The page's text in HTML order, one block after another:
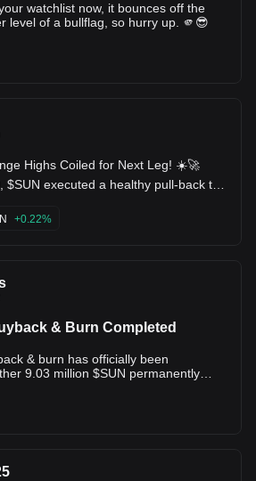
watchlist now, it bounces off the
level of a bullflag, so hurry up. 🫵😎
executed a healthy pull-back to
evaporated, signaling seller
macro low of 0.01794. Technical
Bulls resetting indicators for another
+0.22%
& Burn Completed
9.03 million $SUN permanently
protocol has burned 678.5M+ $SUN,
consistent deflationary models in
(Nov.